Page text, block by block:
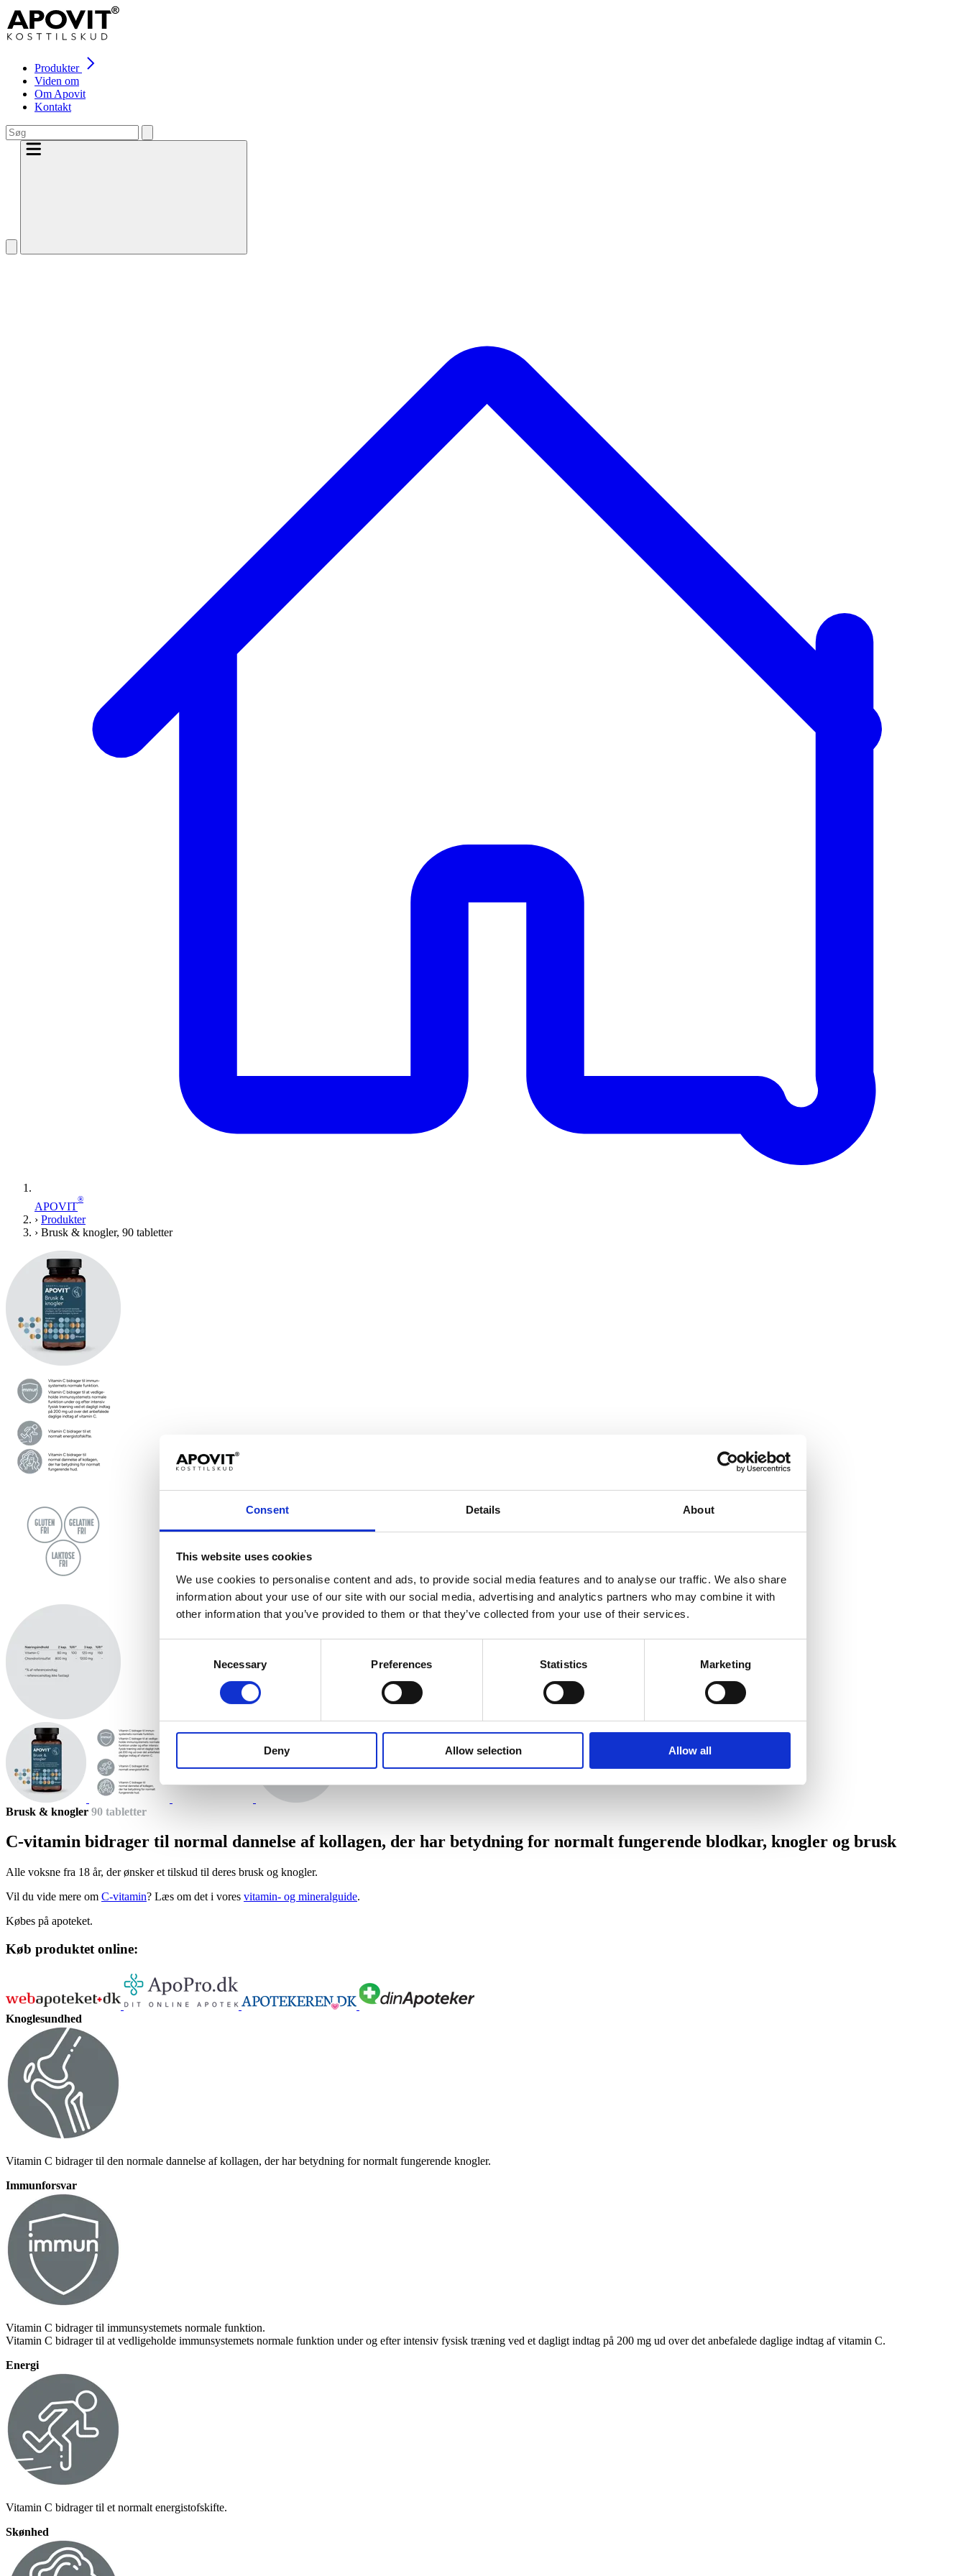
Consent Details About
This website uses cookies
We use cookies to personalise content and ads, to provide social media features and to analyse our traffic. We also share
information about your use of our site with our social media, advertising and analytics partners who may combine it with
other information that you’ve provided to them or that they’ve collected from your use of their services.
Necessary Preferences Statistics Marketing
Deny Allow selection Allow all
Produkter
Viden om
Om Apovit
Kontakt
APOVIT
®
› Produkter
› Brusk & knogler, 90 tabletter
Brusk & knog­ler 90 tab­let­ter
C-vita­min bidra­ger til nor­mal dan­nelse af kol­la­gen, der har betyd­ning for nor­malt fun­ge­rende blod­kar, knog­ler og brusk
Alle voksne fra 18 år, der ønsker et tilskud til deres brusk og knogler.
Vil du vide mere om C-vitamin? Læs om det i vores vitamin- og mineralguide.
Købes på apoteket.
Køb produktet online:
Knoglesundhed
Vitamin C bidrager til den normale dannelse af kollagen, der har betydning for normalt fungerende knogler.
Immunforsvar
Vitamin C bidrager til immunsystemets normale funktion.
Vitamin C bidrager til at vedligeholde immunsystemets normale funktion under og efter intensiv fysisk træning ved et dagligt indtag på 200 mg ud over det anbefalede daglige indtag af vitamin C.
Energi
Vitamin C bidrager til et normalt energistofskifte.
Skønhed